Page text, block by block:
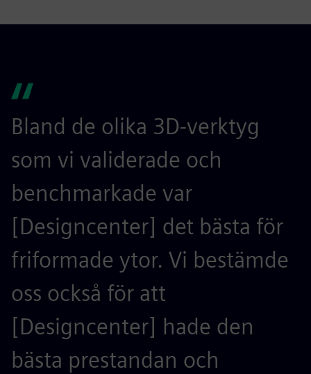
Bland de olika 3D-verktyg
som vi validerade och
benchmarkade var
[Designcenter] det bästa för
friformade ytor. Vi bestämde
oss också för att
[Designcenter] hade den
bästa prestandan och